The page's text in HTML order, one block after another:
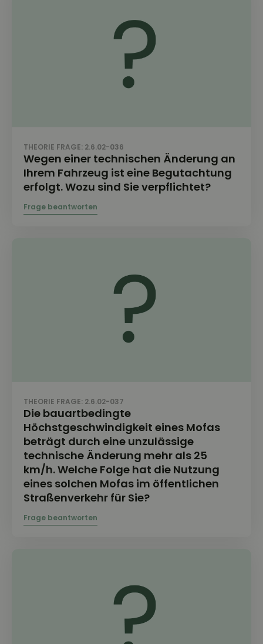
THEORIE FRAGE: 2.6.02-036
Wegen einer technischen Änderung an
Ihrem Fahrzeug ist eine Begutachtung
erfolgt. Wozu sind Sie verpflichtet?
THEORIE FRAGE: 2.6.02-037
Die bauartbedingte
Höchstgeschwindigkeit eines Mofas
beträgt durch eine unzulässige
technische Änderung mehr als 25
km/h. Welche Folge hat die Nutzung
eines solchen Mofas im öffentlichen
Straßenverkehr für Sie?